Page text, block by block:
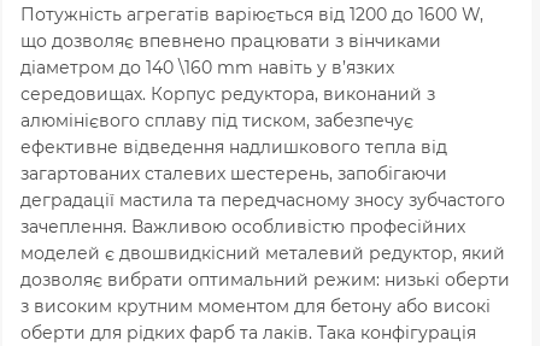
Потужність агрегатів варіюється від 1200 до 1600 W,
що дозволяє впевнено працювати з вінчиками
діаметром до 140 \160 mm навіть у в’язких
середовищах. Корпус редуктора, виконаний з
алюмінієвого сплаву під тиском, забезпечує
ефективне відведення надлишкового тепла від
загартованих сталевих шестерень, запобігаючи
деградації мастила та передчасному зносу зубчастого
зачеплення. Важливою особливістю професійних
моделей є двошвидкісний металевий редуктор, який
дозволяє вибрати оптимальний режим: низькі оберти
з високим крутним моментом для бетону або високі
оберти для рідких фарб та лаків. Така конфігурація